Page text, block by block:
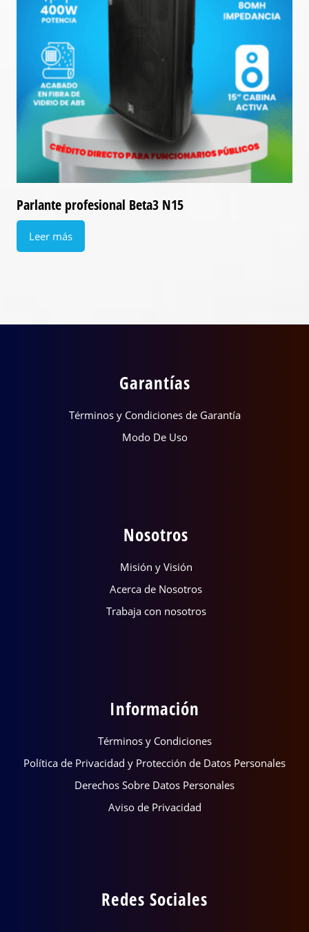
Parlante profesional Beta3 N15
Leer más
Garantías
Términos y Condiciones de Garantía
Modo De Uso
Nosotros
Misión y Visión
Acerca de Nosotros
Trabaja con nosotros
Información
Términos y Condiciones
Política de Privacidad y Protección de Datos Personales
Derechos Sobre Datos Personales
Aviso de Privacidad
Redes Sociales